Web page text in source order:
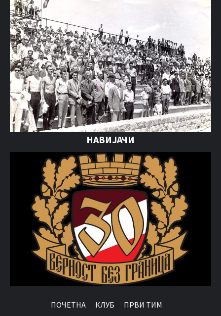
НАВИЈАЧИ
ПОЧЕТНА КЛУБ ПРВИ ТИМ